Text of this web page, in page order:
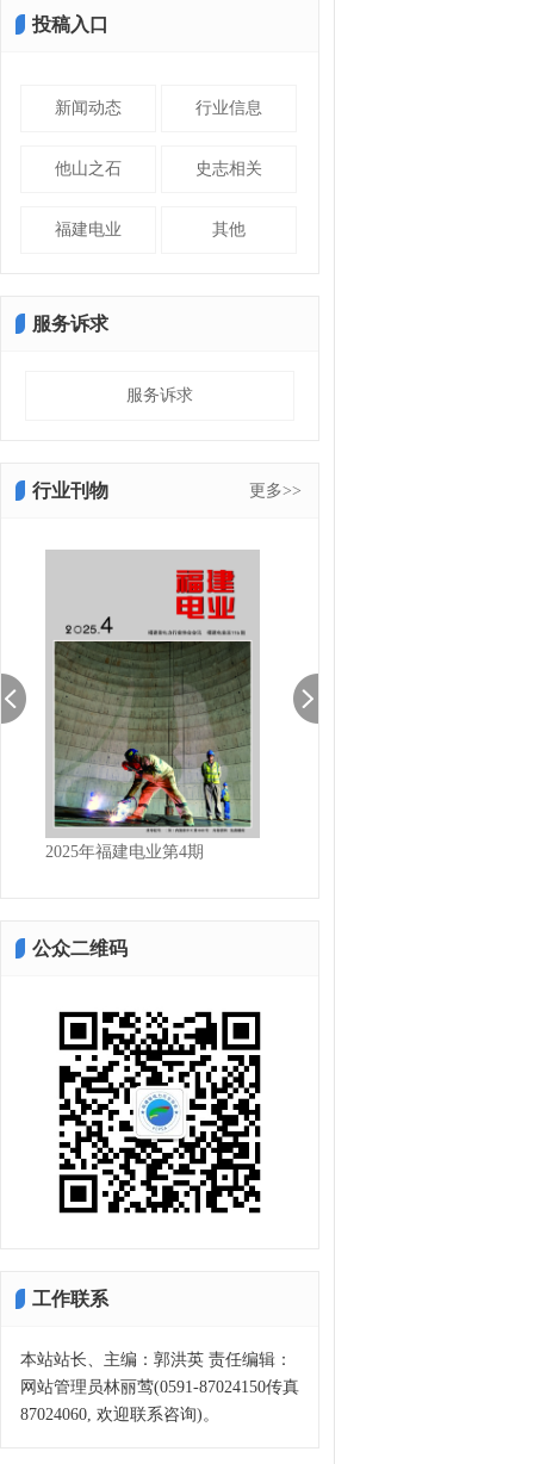
投稿入口
新闻动态 行业信息
他山之石 史志相关
福建电业 其他
服务诉求
服务诉求
更多>>
行业刊物
2025年福建电业第4期
公众二维码
工作联系
本站站长、主编：郭洪英 责任编辑：
网站管理员林丽莺(0591-87024150传真
87024060, 欢迎联系咨询)。